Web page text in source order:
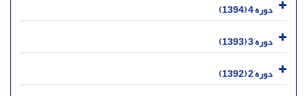
دوره 4 (1394)
دوره 3 (1393)
دوره 2 (1392)